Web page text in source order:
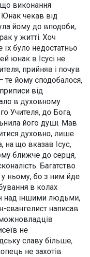
що виконання
Юнак чекав від
йому до вподоби,
у житті. Хоч
їх було недостатньо
юнак в Ісусі не
прийняв і почув
те йому сподобалося,
від
в духовному
Учителя, до Бога,
його душі. Мав
духовно, лише
на що вказав Ісус,
ближче до серця,
Багатство
у ньому, бо з ним йде
в колах
над іншими людьми,
євангелист написав
не
славу більше,
не захотів